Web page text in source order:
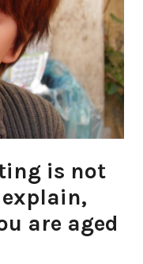
is not
are aged